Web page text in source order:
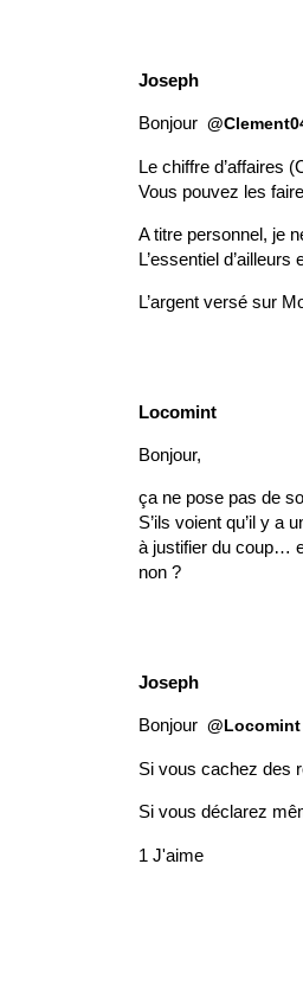
Joseph
Bonjour
Le chiffre d’affaires
Vous pouvez les
A titre personnel, je
L’essentiel
L’argent versé sur
Locomint
Bonjour,
ça ne pose pas de
S’ils voient qu’il y a
à justifier du coup…
non ?
Joseph
Bonjour @Locomint
Si vous cachez des
Si vous déclarez
1 J'aime